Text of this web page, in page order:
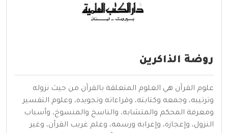
روضة الذاكرين
علوم القرآن هي العلوم المتعلقة بالقرآن من حيث نزوله
وترتيبه، وجمعه وكتابته، وقراءاته وتجويده، وعلوم التفسير
ومعرفة المحكم والمتشابه، والناسخ والمنسوخ، وأسباب
النزول، وإعجازه، وإعرابه ورسمه، وعلم غريب القرآن، وغير